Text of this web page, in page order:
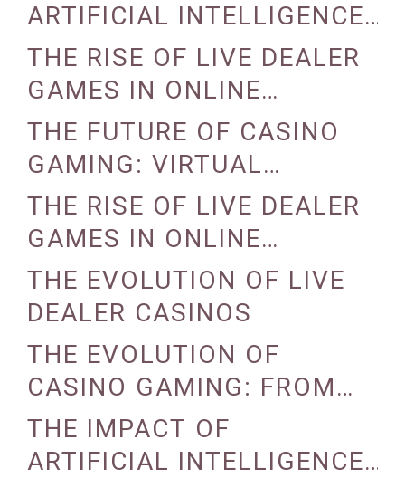
ARTIFICIAL INTELLIGENCE
ON CASINO OPERATIONS
THE RISE OF LIVE DEALER
GAMES IN ONLINE
CASINOS
THE FUTURE OF CASINO
GAMING: VIRTUAL
REALITY AND AUGMENTED
REALITY
THE RISE OF LIVE DEALER
GAMES IN ONLINE
CASINOS
THE EVOLUTION OF LIVE
DEALER CASINOS
THE EVOLUTION OF
CASINO GAMING: FROM
TRADITIONAL TO DIGITAL
THE IMPACT OF
ARTIFICIAL INTELLIGENCE